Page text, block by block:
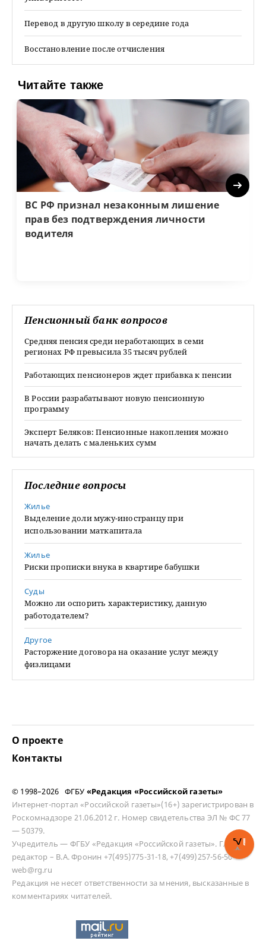
Перевод в другую школу в середине года
Восстановление после отчисления
Читайте также
ВС РФ признал незаконным лишение
прав без подтверждения личности
водителя
Next
Пенсионный банк вопросов
Средняя пенсия среди неработающих в семи
регионах РФ превысила 35 тысяч рублей
Работающих пенсионеров ждет прибавка к пенсии
В России разрабатывают новую пенсионную
программу
Эксперт Беляков: Пенсионные накопления можно
начать делать с маленьких сумм
Последние вопросы
Жилье
Выделение доли мужу-иностранцу при
использовании маткапитала
Жилье
Риски прописки внука в квартире бабушки
Суды
Можно ли оспорить характеристику, данную
работодателем?
Другое
Расторжение договора на оказание услуг между
физлицами
О проекте
Контакты
© 1998–2026 ФГБУ «Редакция «Российской газеты»
Интернет-портал «Российской газеты»(16+) зарегистрирован в
Роскомнадзоре 21.06.2012 г. Номер свидетельства ЭЛ № ФС 77
— 50379.
Учредитель — ФГБУ «Редакция «Российской газеты». Главный
редактор – В.А. Фронин +7(495)775-31-18, +7(499)257-56-50
web@rg.ru
Редакция не несет ответственности за мнения, высказанные в
комментариях читателей.